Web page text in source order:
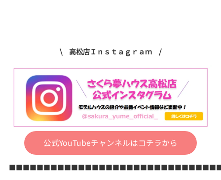
\ 高松店Ｉｎｓｔａｇｒａｍ /
公式YouTubeチャンネルはコチラから